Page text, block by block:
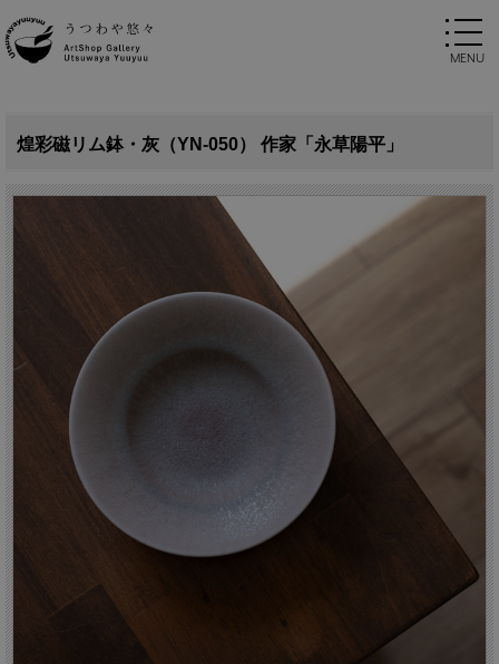
煌彩磁リム鉢・灰（YN-050） 作家「永草陽平」